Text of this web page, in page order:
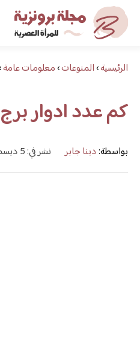
مجلة برونزية
ابحث عن أي
الرئيسية›المنوعات›معلومات عامة
كم عدد ادوار
بواسطة:دينا جابر نشر في: 5 ديسمبر، 2019